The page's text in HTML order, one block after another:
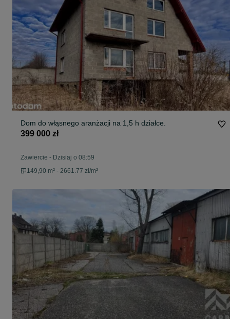
Dom do włąsnego aranżacji na 1,5 h działce.
399 000 zł
Zawiercie - Dzisiaj o 08:59
149,90 m² - 2661.77 zł/m²